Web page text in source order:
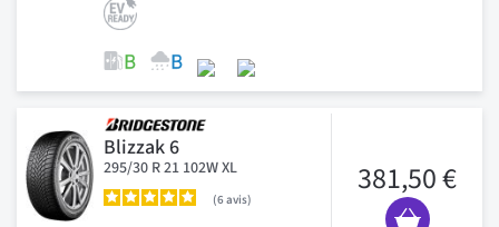
Blizzak 6
295/30 R 21 102W XL
6avis
381,50 €